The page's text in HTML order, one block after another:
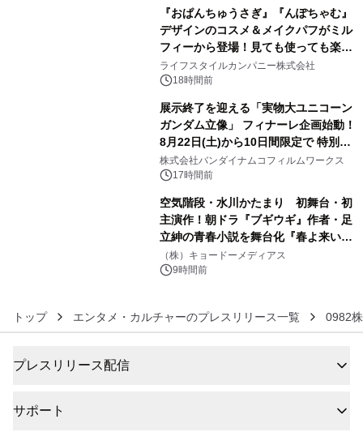
『おぱんちゅうさぎ』『んぽちゃむ』
デザインのコスメ＆メイクパフがミル
フィーから登場！見ても使っても楽し
い、ポップでキュートなコレクショ
ン。
ライフスタイルカンパニー株式会社
18時間前
展示終了を迎える「実物大ユニコーン
ガンダム立像」 フィナーレ企画始動！
8月22日(土)から10日間限定で 特別映
像『UNICORN GUNDAM Statue ―
BEYOND POSSIBILITY ―』を上映！
株式会社バンダイナムコフィルムワークス
17時間前
空気階段・水川かたまり 初舞台・初
主演作！朝ドラ『ブギウギ』作者・足
立紳の青春小説を舞台化『春よ来い、
マジで来い』キービジュアル解禁！
（株）キョードーメディアス
9時間前
トップ エンタメ・カルチャーのプレスリリース一覧 0982
プレスリリース配信
サポート